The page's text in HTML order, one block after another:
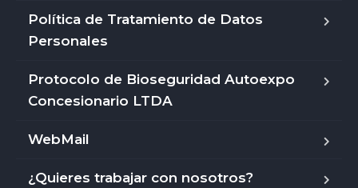
Política de Tratamiento de Datos
Personales
Protocolo de Bioseguridad Autoexpo
Concesionario LTDA
WebMail
¿Quieres trabajar con nosotros?